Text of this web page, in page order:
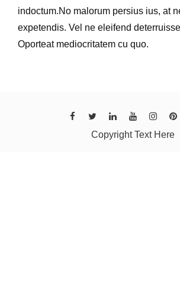
indoctum.No malorum persius ius, at
expetendis. Vel ne eleifend
Oporteat mediocritatem cu quo.
Copyright Text Here